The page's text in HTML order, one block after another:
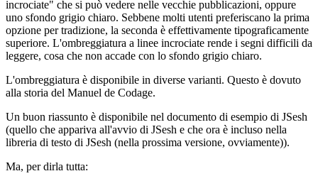
incrociate" che si può vedere nelle vecchie pubblicazioni, oppure
uno sfondo grigio chiaro. Sebbene molti utenti preferiscano la prima
opzione per tradizione, la seconda è effettivamente tipograficamente
superiore. L'ombreggiatura a linee incrociate rende i segni difficili da
leggere, cosa che non accade con lo sfondo grigio chiaro.
L'ombreggiatura è disponibile in diverse varianti. Questo è dovuto
alla storia del Manuel de Codage.
Un buon riassunto è disponibile nel documento di esempio di JSesh
(quello che appariva all'avvio di JSesh e che ora è incluso nella
libreria di testo di JSesh (nella prossima versione, ovviamente)).
Ma, per dirla tutta: